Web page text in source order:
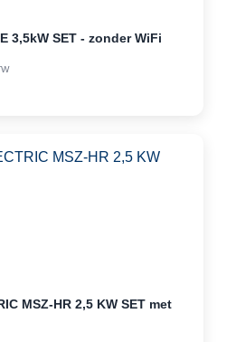
3,5kW SET - zonder WiFi
MSZ-HR 2,5 KW SET met